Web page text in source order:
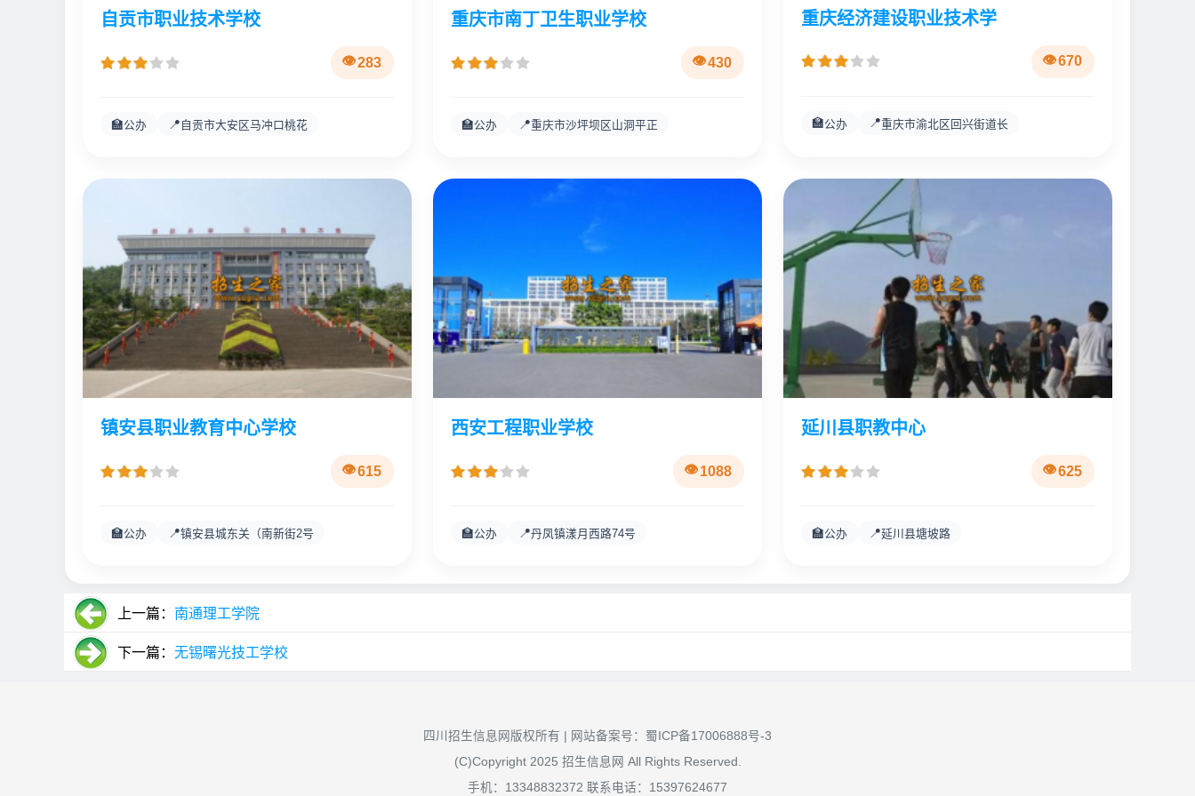
自贡市职业技术学校
283
🏫公办 📍 自贡市大安区马冲口桃花
重庆市南丁卫生职业学校
430
🏫公办 📍重庆市沙坪坝区山洞平正
重庆经济建设职业技术学
670
🏫公办 📍重庆市渝北区回兴街道长
镇安县职业教育中心学校
615
🏫公办 📍镇安县城东关（南新街2号
西安工程职业学校
1088
🏫公办 📍丹凤镇漾月西路74号
延川县职教中心
625
🏫公办 📍延川县塘坡路
上一篇： 南通理工学院
下一篇： 无锡曙光技工学校
四川招生信息网版权所有 | 网站备案号： 蜀ICP备17006888号-3
(C)Copyright 2025 招生信息网 All Rights Reserved.
手机：13348832372 联系电话：15397624677